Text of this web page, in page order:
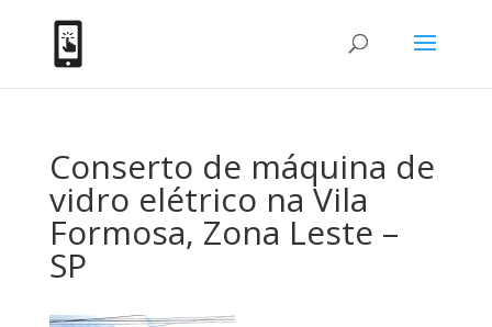
Conserto de máquina de
vidro elétrico na Vila
Formosa, Zona Leste –
SP